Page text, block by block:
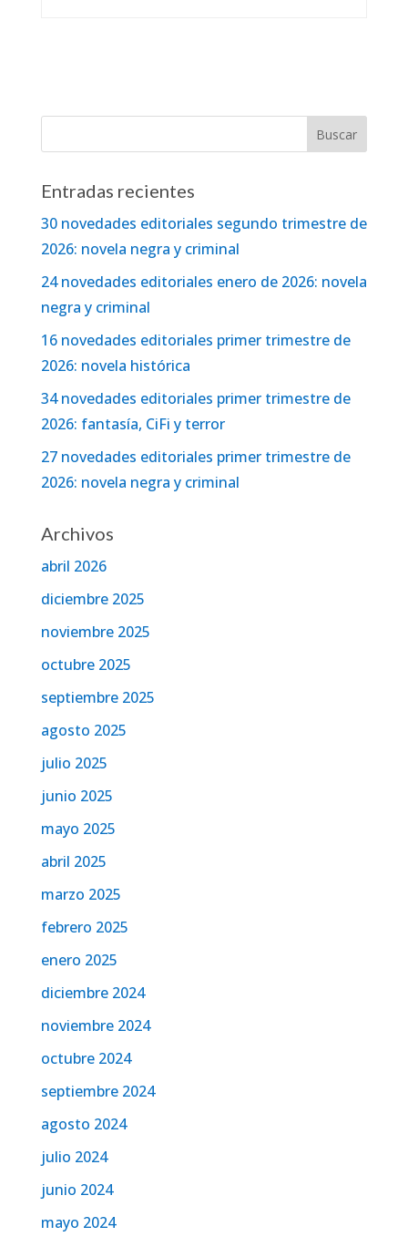
Entradas recientes
30 novedades editoriales segundo trimestre de
2026: novela negra y criminal
24 novedades editoriales enero de 2026: novela
negra y criminal
16 novedades editoriales primer trimestre de
2026: novela histórica
34 novedades editoriales primer trimestre de
2026: fantasía, CiFi y terror
27 novedades editoriales primer trimestre de
2026: novela negra y criminal
Archivos
abril 2026
diciembre 2025
noviembre 2025
octubre 2025
septiembre 2025
agosto 2025
julio 2025
junio 2025
mayo 2025
abril 2025
marzo 2025
febrero 2025
enero 2025
diciembre 2024
noviembre 2024
octubre 2024
septiembre 2024
agosto 2024
julio 2024
junio 2024
mayo 2024